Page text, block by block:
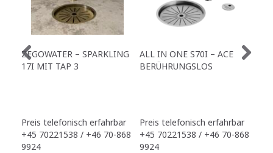
ZEGOWATER – SPARKLING
17I MIT TAP 3
Preis telefonisch erfahrbar
+45 70221538 / +46 70-868
9924
ALL IN ONE S70I – ACE
BERÜHRUNGSLOS
Preis telefonisch erfahrbar
+45 70221538 / +46 70-868
9924